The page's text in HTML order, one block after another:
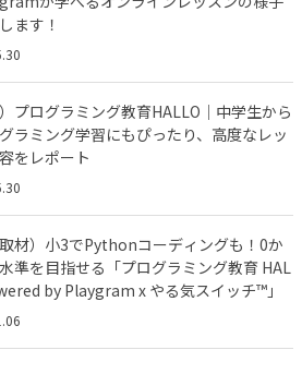
ます！
）プログラミング教育HALLO｜中学生から
ラミング学習にもぴったり、高度なレッ
をレポート
取材）小3でPythonコーディングも！0か
準を目指せる「プログラミング教育 HAL
by Playgram x やる気スイッチ™️」